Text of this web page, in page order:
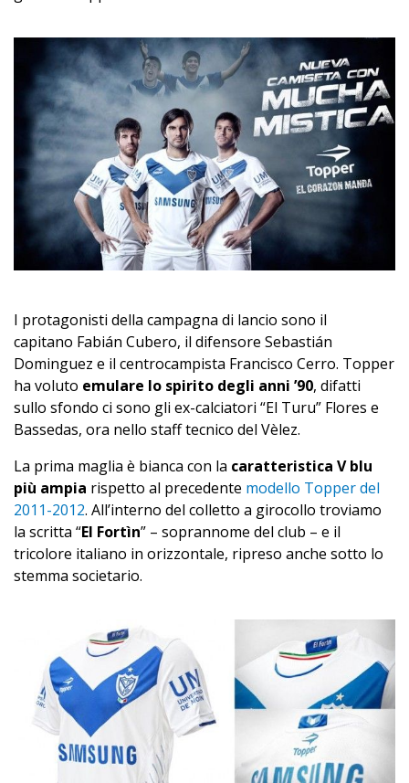
I protagonisti della campagna di lancio sono il
capitano Fabián Cubero, il difensore Sebastián
Dominguez e il centrocampista Francisco Cerro. Topper
ha voluto emulare lo spirito degli anni ’90, difatti
sullo sfondo ci sono gli ex-calciatori “El Turu” Flores e
Bassedas, ora nello staff tecnico del Vèlez.
La prima maglia è bianca con la caratteristica V blu
più ampia rispetto al precedente modello Topper del
2011-2012. All’interno del colletto a girocollo troviamo
la scritta “El Fortìn” – soprannome del club – e il
tricolore italiano in orizzontale, ripreso anche sotto lo
stemma societario.